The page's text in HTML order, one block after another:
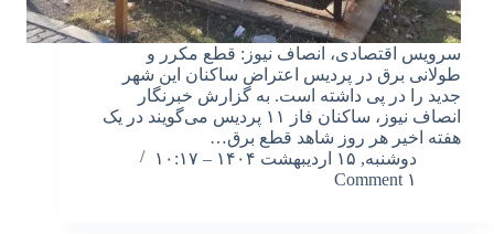
سرویس اقتصادی، انصاف نیوز: قطع مکرر و
طولانی برق در پردیس اعتراض ساکنان این شهر
جدید را در پی داشته است. به گزارش خبرنگار
انصاف نیوز، ساکنان فاز ۱۱ پردیس می‌گویند در یک
هفته اخیر هر روز شاهد قطع برق…
دوشنبه, ۱۵ اردیبهشت ۱۴۰۴ – ۱۰:۱۷
۱ Comment